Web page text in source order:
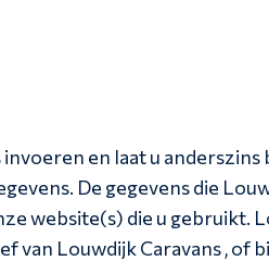
en laat u anderszins
De gegevens die
website(s) die u gebruikt.
van Louwdijk Caravans ,